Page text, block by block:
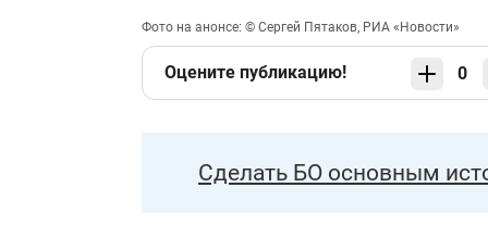
Фото на анонсе: © Сергей Пятаков, РИА «Новости»
Оцените публикацию! 0
Сделать БО основным